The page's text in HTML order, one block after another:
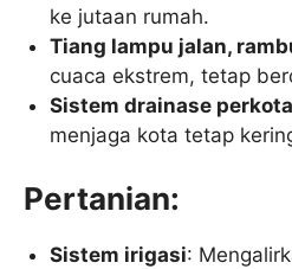
ke jutaan rumah.
Tiang lampu jalan,
cuaca ekstrem, tetap
Sistem drainase
menjaga kota tetap
Pertanian:
Sistem irigasi: